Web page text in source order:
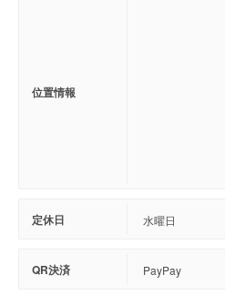
位置情報
定休日 水曜日
QR決済 PayPay